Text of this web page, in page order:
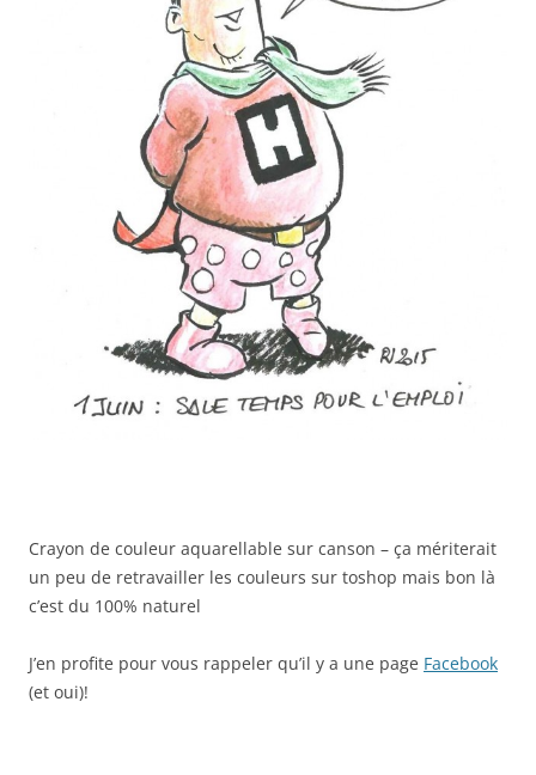
Crayon de couleur aquarellable sur canson – ça mériterait
un peu de retravailler les couleurs sur toshop mais bon là
c’est du 100% naturel
J’en profite pour vous rappeler qu’il y a une page Facebook
(et oui)!